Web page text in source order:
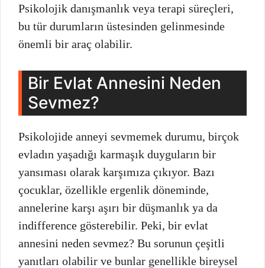
Psikolojik danışmanlık veya terapi süreçleri,
bu tür durumların üstesinden gelinmesinde
önemli bir araç olabilir.
Bir Evlat Annesini Neden
Sevmez?
Psikolojide anneyi sevmemek durumu, birçok
evladın yaşadığı karmaşık duyguların bir
yansıması olarak karşımıza çıkıyor. Bazı
çocuklar, özellikle ergenlik döneminde,
annelerine karşı aşırı bir düşmanlık ya da
indifference gösterebilir. Peki, bir evlat
annesini neden sevmez? Bu sorunun çeşitli
yanıtları olabilir ve bunlar genellikle bireysel